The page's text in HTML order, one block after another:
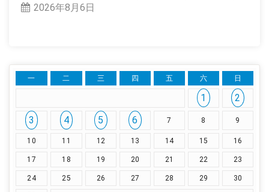
2026年8月6日
一 二 三 四 五 六 日
1
2
3
4 5 6 7 8 9
10 11 12 13 14 15 16
17 18 19 20 21 22 23
24 25 26 27 28 29 30